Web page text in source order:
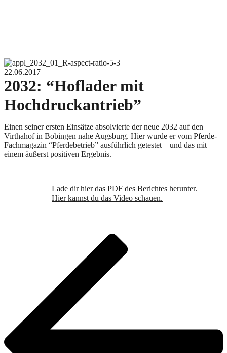
22.06.2017
2032: “Hoflader mit
Hochdruckantrieb”
Einen seiner ersten Einsätze absolvierte der neue 2032 auf den
Virthahof in Bobingen nahe Augsburg. Hier wurde er vom Pferde-
Fachmagazin “Pferdebetrieb” ausführlich getestet – und das mit
einem äußerst positiven Ergebnis.
Lade dir hier das PDF des Berichtes herunter.
Hier kannst du das Video schauen.